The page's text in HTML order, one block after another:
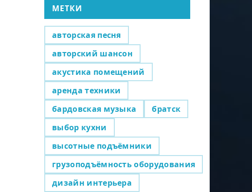
МЕТКИ
авторская песня
авторский шансон
акустика помещений
аренда техники
бардовская музыка
братск
выбор кухни
высотные подъёмники
грузоподъёмность оборудования
дизайн интерьера